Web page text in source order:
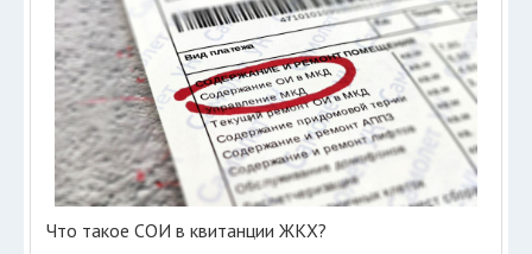
Что такое СОИ в квитанции ЖКХ?